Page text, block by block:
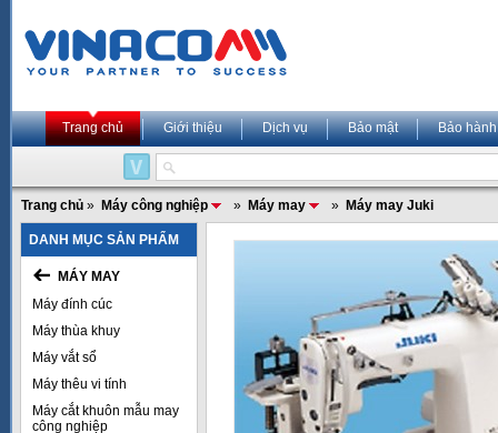
Trang chủ Giới thiệu Dịch vụ Bảo mật Bảo hành
Trang chủ » Máy công nghiệp » Máy may » Máy may Juki
DANH MỤC SẢN PHẨM
MÁY MAY
Máy đính cúc
Máy thùa khuy
Máy vắt sổ
Máy thêu vi tính
Máy cắt khuôn mẫu may
công nghiệp